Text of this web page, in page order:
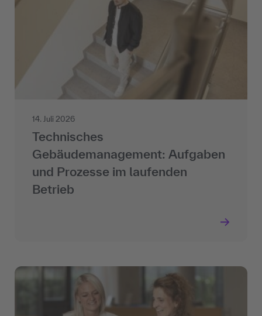
14. Juli 2026
Technisches
Gebäudemanagement: Aufgaben
und Prozesse im laufenden
Betrieb